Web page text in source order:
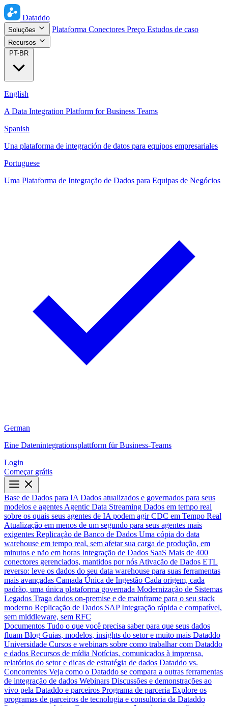
Dataddo
Soluções Plataforma Conectores Preço Estudos de caso
Recursos
PT-BR
English
A Data Integration Platform for Business Teams
Spanish
Una plataforma de integración de datos para equipos empresariales
Portuguese
Uma Plataforma de Integração de Dados para Equipas de Negócios
German
Eine Datenintegrationsplattform für Business-Teams
Login
Começar grátis
Base de Dados para IA Dados atualizados e governados para seus
modelos e agentes Agentic Data Streaming Dados em tempo real
sobre os quais seus agentes de IA podem agir CDC em Tempo Real
Atualização em menos de um segundo para seus agentes mais
exigentes Replicação de Banco de Dados Uma cópia do data
warehouse em tempo real, sem afetar sua carga de produção, em
minutos e não em horas Integração de Dados SaaS Mais de 400
conectores gerenciados, mantidos por nós Ativação de Dados ETL
reverso: leve os dados do seu data warehouse para suas ferramentas
mais avançadas Camada Única de Ingestão Cada origem, cada
padrão, uma única plataforma governada Modernização de Sistemas
Legados Traga dados on-premise e de mainframe para o seu stack
moderno Replicação de Dados SAP Integração rápida e compatível,
sem middleware, sem RFC
Documentos Tudo o que você precisa saber para que seus dados
fluam Blog Guias, modelos, insights do setor e muito mais Dataddo
Universidade Cursos e webinars sobre como trabalhar com Dataddo
e dados Recursos de mídia Notícias, comunicados à imprensa,
relatórios do setor e dicas de estratégia de dados Dataddo vs.
Concorrentes Veja como o Dataddo se compara a outras ferramentas
de integração de dados Webinars Discussões e demonstrações ao
vivo pela Dataddo e parceiros Programa de parceria Explore os
programas de parceiros de tecnologia e consultoria da Dataddo